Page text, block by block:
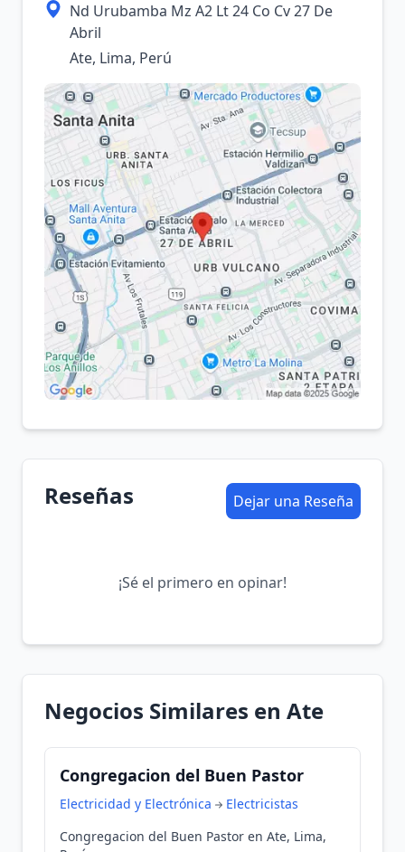
Nd Urubamba Mz A2 Lt 24 Co Cv 27 De
Abril
Ate, Lima, Perú
Reseñas Dejar una Reseña
¡Sé el primero en opinar!
Negocios Similares en Ate
Congregacion del Buen Pastor
Electricidad y Electrónica
Electricistas
Congregacion del Buen Pastor en Ate, Lima,